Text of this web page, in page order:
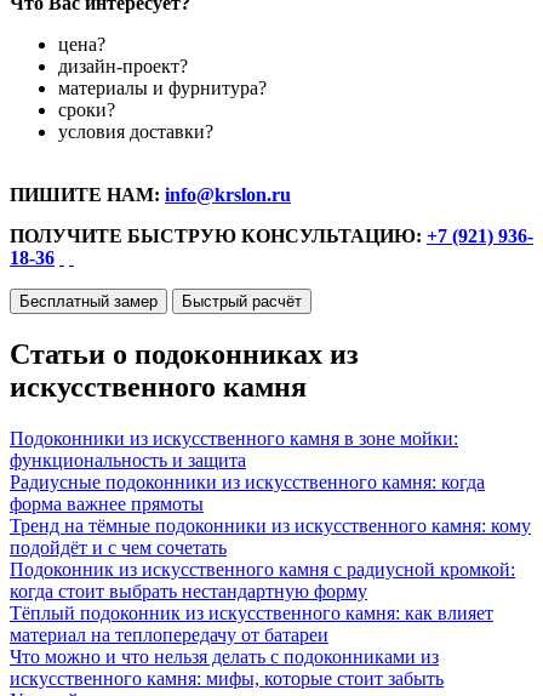
цена?
дизайн-проект?
материалы и фурнитура?
сроки?
условия доставки?
ПИШИТЕ НАМ: info@krslon.ru
ПОЛУЧИТЕ БЫСТРУЮ КОНСУЛЬТАЦИЮ: +7 (921) 936-
18-36
Бесплатный замер Быстрый расчёт
Статьи о подоконниках из
искусственного камня
Подоконники из искусственного камня в зоне мойки:
функциональность и защита
Радиусные подоконники из искусственного камня: когда
форма важнее прямоты
Тренд на тёмные подоконники из искусственного камня: кому
подойдёт и с чем сочетать
Подоконник из искусственного камня с радиусной кромкой:
когда стоит выбрать нестандартную форму
Тёплый подоконник из искусственного камня: как влияет
материал на теплопередачу от батареи
Что можно и что нельзя делать с подоконниками из
искусственного камня: мифы, которые стоит забыть